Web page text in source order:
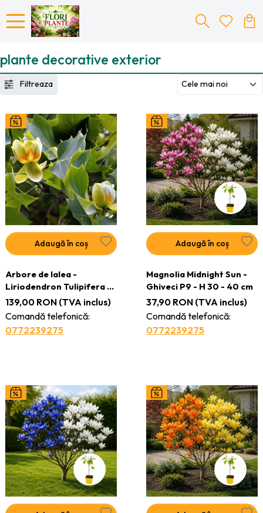
plante decorative exterior
Filtreaza
Adaugă în coș
Arbore de lalea -
Liriodendron Tulipifera -
Ghiveci 3L - H 110 - 130 cm
139,00 RON(TVA inclus)
Comandă telefonică:
0772239275
Adaugă în coș
Magnolia Midnight Sun -
Ghiveci P9 - H 30 - 40 cm
37,90 RON(TVA inclus)
Comandă telefonică:
0772239275